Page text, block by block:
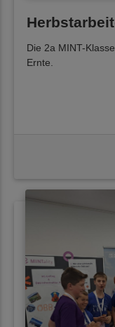
Die 2a MINT-
Ernte.